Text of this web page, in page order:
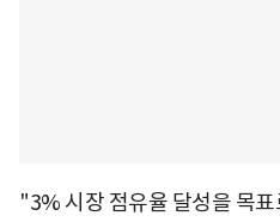
"3% 시장 점유율 달성을 목표